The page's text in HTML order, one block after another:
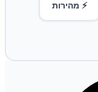
⚡ מהירות